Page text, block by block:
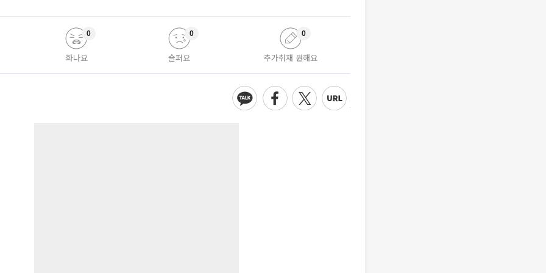
화나요
0
슬퍼요
0
추가취재 원해요
0